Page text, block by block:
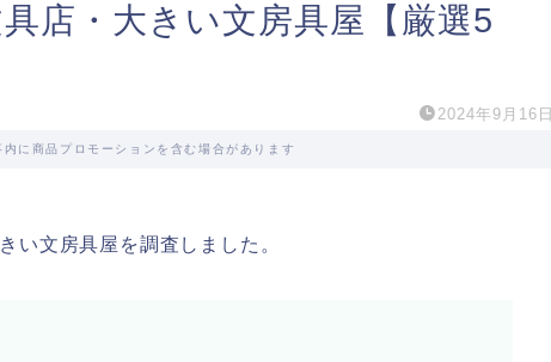
具店・大きい文房具屋【厳選5
2024年9月16日
内に商品プロモーションを含む場合があります
い文房具屋を調査しました。